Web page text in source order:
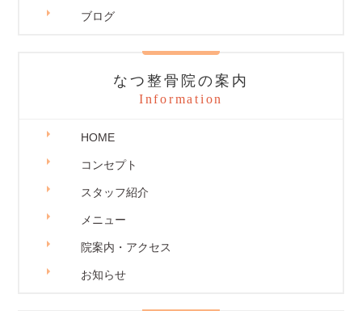
ブログ
なつ整骨院の案内
Information
HOME
コンセプト
スタッフ紹介
メニュー
院案内・アクセス
お知らせ